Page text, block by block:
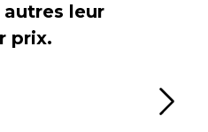
leur
prix.